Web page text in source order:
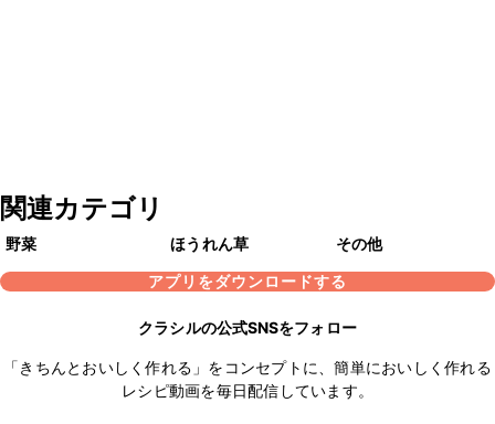
関連カテゴリ
野菜 ほうれん草
その他
アプリをダウンロードする
クラシルの公式SNSをフォロー
「きちんとおいしく作れる」をコンセプトに、簡単においしく作れる
レシピ動画を毎日配信しています。